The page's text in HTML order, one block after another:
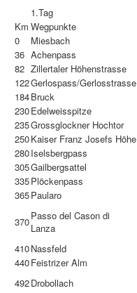
Suche
1.Tag
Km Wegpunkte
0
Miesbach
36 Achenpass
82 Zillertaler Höhenstrasse
122Gerlospass/Gerlosstrasse
184Bruck
230Edelweisspitze
235Grossglockner Hochtor
250Kaiser Franz Josefs Höhe
280Iselsbergpass
305Gailbergsattel
335Plöckenpass
365Paularo
370Passo del Cason di
Lanza
410Nassfeld
440Feistrizer Alm
492Drobollach